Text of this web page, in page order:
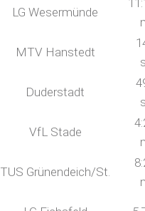
LG Wesermünde
MTV Hanstedt
Duderstadt
VfL Stade
TUS Grünendeich/St.